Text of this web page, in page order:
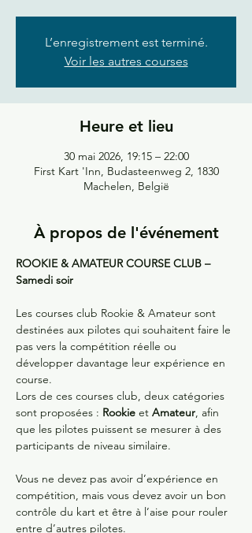
L’enregistrement est terminé.
Voir les autres courses
Heure et lieu
30 mai 2026, 19:15 – 22:00
First Kart 'Inn, Budasteenweg 2, 1830
Machelen, België
À propos de l'événement
ROOKIE & AMATEUR COURSE CLUB –
Samedi soir
Les courses club Rookie & Amateur sont
destinées aux pilotes qui souhaitent faire le
pas vers la compétition réelle ou
développer davantage leur expérience en
course.
Lors de ces courses club, deux catégories
sont proposées : Rookie et Amateur, afin
que les pilotes puissent se mesurer à des
participants de niveau similaire.
Vous ne devez pas avoir d’expérience en
compétition, mais vous devez avoir un bon
contrôle du kart et être à l’aise pour rouler
entre d’autres pilotes.